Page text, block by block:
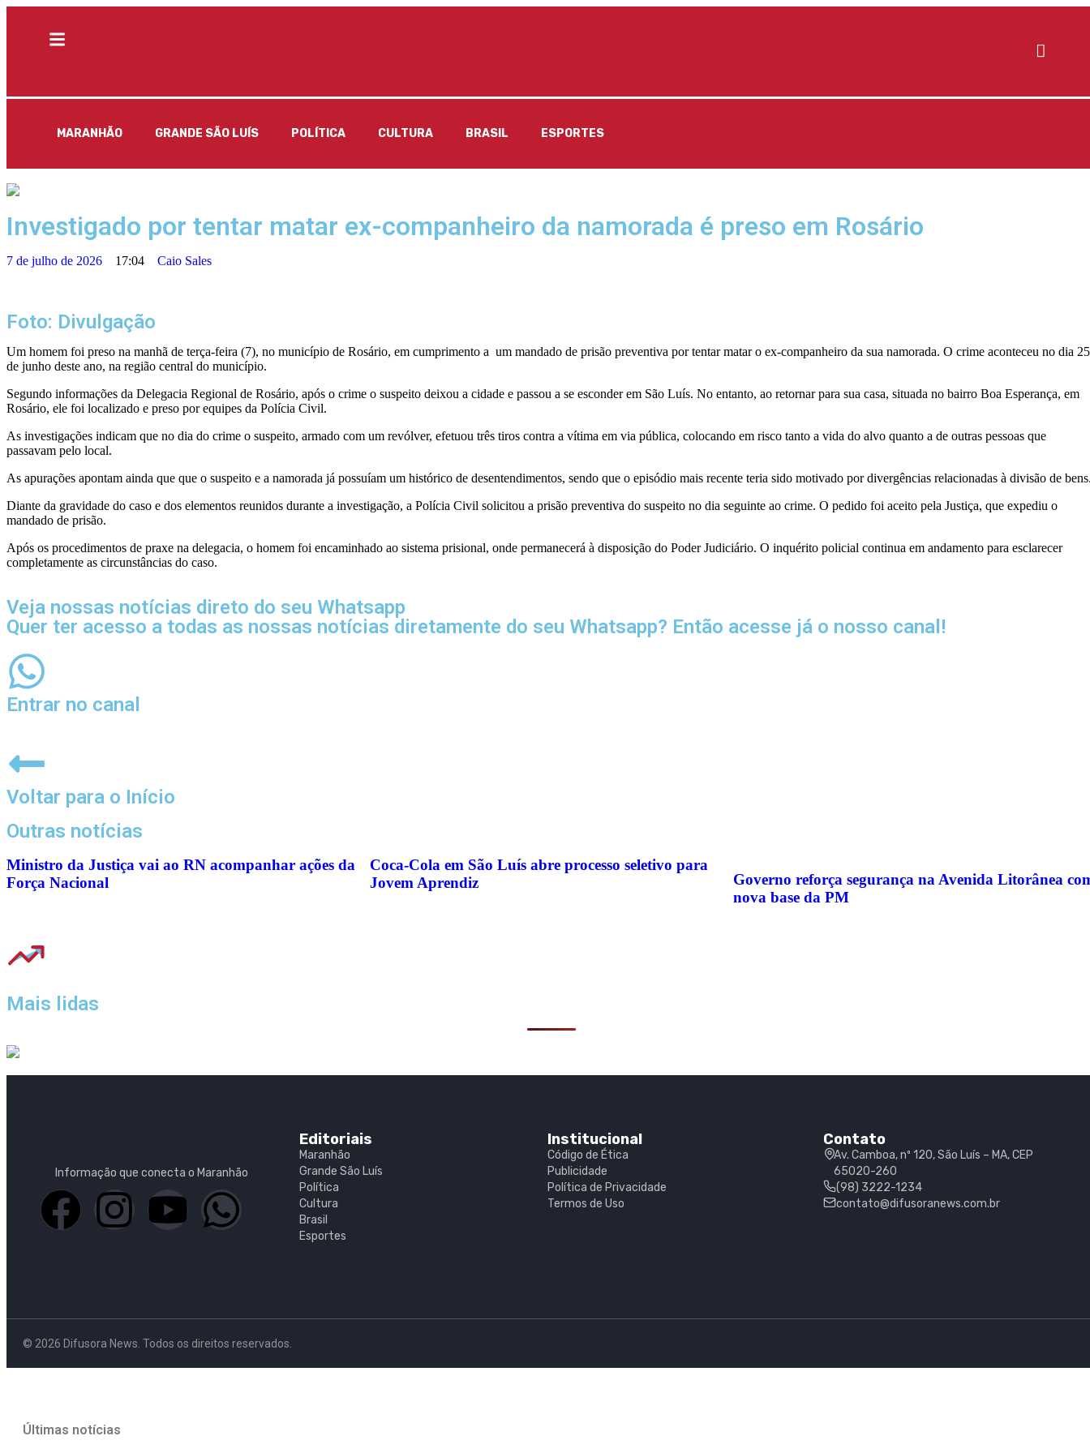
MARANHÃO GRANDE SÃO LUÍS POLÍTICA CULTURA BRASIL ESPORTES
Investigado por tentar matar ex-companheiro da namorada é preso em Rosário
7 de julho de 2026 17:04 Caio Sales
Foto: Divulgação
Um homem foi preso na manhã de terça-feira (7), no município de Rosário, em cumprimento a um mandado de prisão preventiva por tentar matar o ex-companheiro da sua namorada. O crime aconteceu no dia 25
de junho deste ano, na região central do município.
Segundo informações da Delegacia Regional de Rosário, após o crime o suspeito deixou a cidade e passou a se esconder em São Luís. No entanto, ao retornar para sua casa, situada no bairro Boa Esperança, em
Rosário, ele foi localizado e preso por equipes da Polícia Civil.
As investigações indicam que no dia do crime o suspeito, armado com um revólver, efetuou três tiros contra a vítima em via pública, colocando em risco tanto a vida do alvo quanto a de outras pessoas que
passavam pelo local.
As apurações apontam ainda que que o suspeito e a namorada já possuíam um histórico de desentendimentos, sendo que o episódio mais recente teria sido motivado por divergências relacionadas à divisão de
Diante da gravidade do caso e dos elementos reunidos durante a investigação, a Polícia Civil solicitou a prisão preventiva do suspeito no dia seguinte ao crime. O pedido foi aceito pela Justiça, que expediu o
mandado de prisão.
Após os procedimentos de praxe na delegacia, o homem foi encaminhado ao sistema prisional, onde permanecerá à disposição do Poder Judiciário. O inquérito policial continua em andamento para esclarecer
completamente as circunstâncias do caso.
Veja nossas notícias direto do seu Whatsapp
Quer ter acesso a todas as nossas notícias diretamente do seu Whatsapp? Então acesse já o nosso canal!
Entrar no canal
Voltar para o Início
Outras notícias
Ministro da Justiça vai ao RN acompanhar ações da
Força Nacional
Coca-Cola em São Luís abre processo seletivo para
Jovem Aprendiz
Governo reforça segurança na Avenida Litorânea
nova base da PM
Mais lidas
Informação que conecta o Maranhão
Editoriais
Maranhão
Grande São Luís
Política
Cultura
Brasil
Esportes
Institucional
Código de Ética
Publicidade
Política de Privacidade
Termos de Uso
Contato
Av. Camboa, nº 120, São Luís – MA, CEP
65020-260
(98) 3222-1234
contato@difusoranews.com.br
© 2026 Difusora News. Todos os direitos reservados.
Últimas notícias